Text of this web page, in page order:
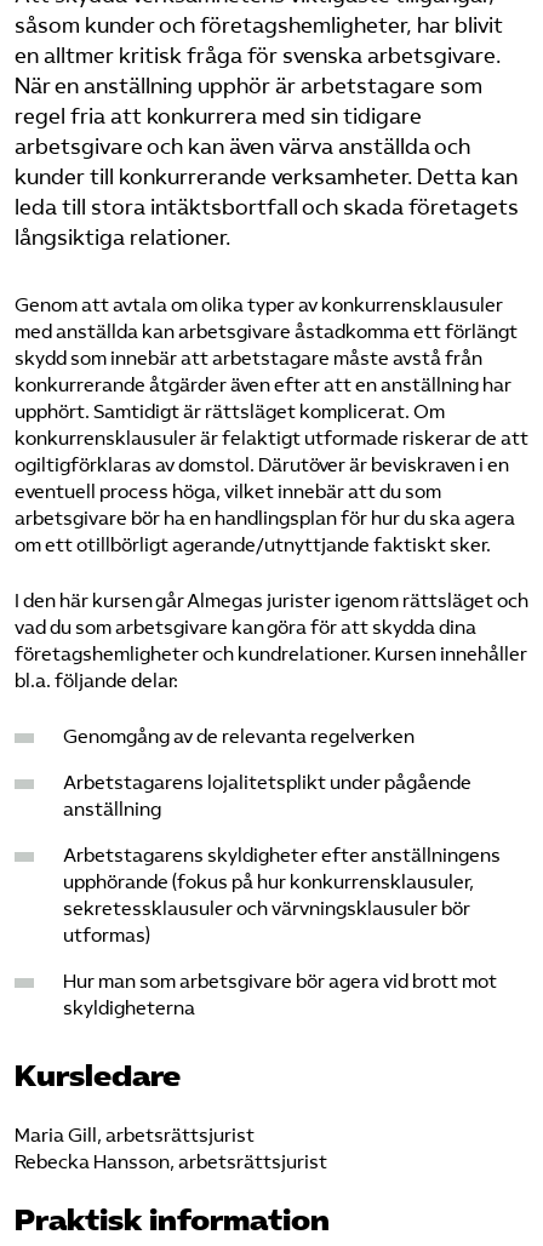
Logga in på Arbetsgivarguiden
Sök på tagforetagen.se
såsom kunder och företagshemligheter, har blivit
en alltmer kritisk fråga för svenska arbetsgivare.
När en anställning upphör är arbetstagare som
regel fria att konkurrera med sin tidigare
arbetsgivare och kan även värva anställda och
kunder till konkurrerande verksamheter. Detta kan
leda till stora intäktsbortfall och skada företagets
långsiktiga relationer.
Genom att avtala om olika typer av konkurrensklausuler
med anställda kan arbetsgivare åstadkomma ett förlängt
skydd som innebär att arbetstagare måste avstå från
konkurrerande åtgärder även efter att en anställning har
upphört. Samtidigt är rättsläget komplicerat. Om
konkurrensklausuler är felaktigt utformade riskerar de att
ogiltigförklaras av domstol. Därutöver är beviskraven i en
eventuell process höga, vilket innebär att du som
arbetsgivare bör ha en handlingsplan för hur du ska agera
om ett otillbörligt agerande/utnyttjande faktiskt sker.
I den här kursen går Almegas jurister igenom rättsläget och
vad du som arbetsgivare kan göra för att skydda dina
företagshemligheter och kundrelationer. Kursen innehåller
bl.a. följande delar:
Genomgång av de relevanta regelverken
Arbetstagarens lojalitetsplikt under pågående
anställning
Arbetstagarens skyldigheter efter anställningens
upphörande (fokus på hur konkurrensklausuler,
sekretessklausuler och värvningsklausuler bör
utformas)
Hur man som arbetsgivare bör agera vid brott mot
skyldigheterna
Kursledare
Maria Gill, arbetsrättsjurist
Rebecka Hansson, arbetsrättsjurist
Praktisk information